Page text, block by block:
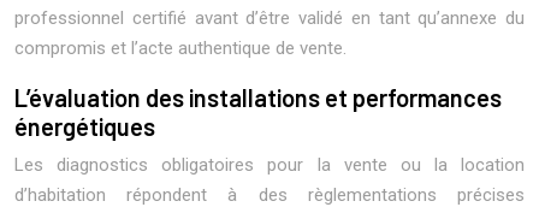
professionnel certifié avant d’être validé en tant qu’annexe du
compromis et l’acte authentique de vente.
L’évaluation des installations et performances
énergétiques
Les diagnostics obligatoires pour la vente ou la location
d’habitation répondent à des règlementations précises